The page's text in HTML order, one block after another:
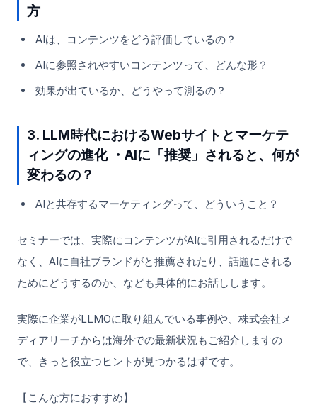
方
AIは、コンテンツをどう評価しているの？
AIに参照されやすいコンテンツって、どんな形？
効果が出ているか、どうやって測るの？
3. LLM時代におけるWebサイトとマーケテ
ィングの進化 ・AIに「推奨」されると、何が
変わるの？
AIと共存するマーケティングって、どういうこと？
セミナーでは、実際にコンテンツがAIに引用されるだけで
なく、AIに自社ブランドがと推薦されたり、話題にされる
ためにどうするのか、なども具体的にお話しします。
実際に企業がLLMOに取り組んでいる事例や、株式会社メ
ディアリーチからは海外での最新状況もご紹介しますの
で、きっと役立つヒントが見つかるはずです。
【こんな方におすすめ】